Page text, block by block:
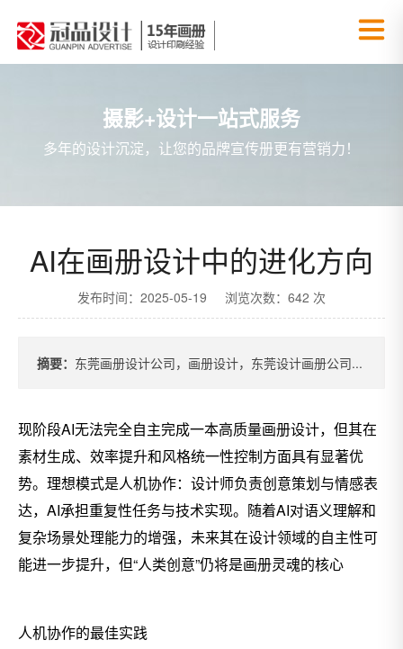
摄影+设计一站式服务
多年的设计沉淀，让您的品牌宣传册更有营销力！
AI在画册设计中的进化方向
发布时间：2025-05-19 浏览次数：642 次
摘要： 东莞画册设计公司，画册设计，东莞设计画册公司...
现阶段AI无法完全自主完成一本高质量画册设计，但其在
素材生成、效率提升和风格统一性控制方面具有显著优
势。理想模式是人机协作：设计师负责创意策划与情感表
达，AI承担重复性任务与技术实现。随着AI对语义理解和
复杂场景处理能力的增强，未来其在设计领域的自主性可
能进一步提升，但“人类创意”仍将是画册灵魂的核心
人机协作的最佳实践